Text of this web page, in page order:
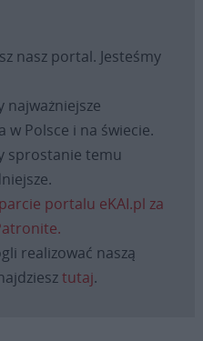
nasz portal. Jesteśmy
najważniejsze
w Polsce i na świecie.
sprostanie temu
portalu eKAI.pl za
realizować naszą
tutaj.